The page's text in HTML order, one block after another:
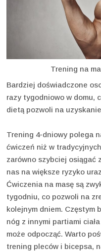
Trening na
Bardziej doświadczone
razy tygodniowo w domu,
dietą pozwoli na
Trening 4-dniowy polega
ćwiczeń niż w
zarówno szybciej osiągać
nas na większe ryzyko
Ćwiczenia na masę są
tygodniu, co pozwoli na
kolejnym dniem. Częstym
nóg z innymi partiami
może odpocząć. Warto
trening pleców i bicepsa,